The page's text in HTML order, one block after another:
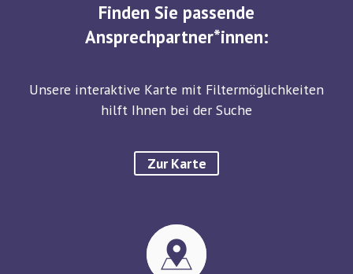
Finden Sie passende
Ansprechpartner*innen:
Unsere interaktive Karte mit Filtermöglichkeiten
hilft Ihnen bei der Suche
Zur Karte